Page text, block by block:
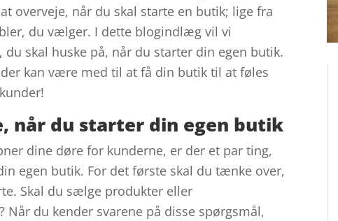
overveje, når du skal starte en butik; lige fra
du vælger. I dette blogindlæg vil vi
skal huske på, når du starter din egen butik.
kan være med til at få din butik til at føles
når du starter din egen butik
dine døre for kunderne, er der et par ting,
egen butik. For det første skal du tænke over,
Skal du sælge produkter eller
Når du kender svarene på disse spørgsmål,